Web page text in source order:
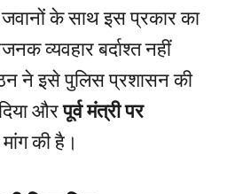
जवानों के साथ इस प्रकार का
व्यवहार बर्दाश्त नहीं
ने इसे पुलिस प्रशासन की
औरपूर्व मंत्री पर
की है।